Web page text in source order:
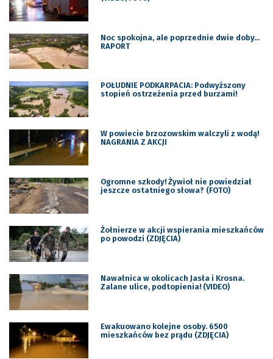
Noc spokojna, ale poprzednie dwie doby…
RAPORT
POŁUDNIE PODKARPACIA: Podwyższony
stopień ostrzeżenia przed burzami!
W powiecie brzozowskim walczyli z wodą!
NAGRANIA Z AKCJI
Ogromne szkody! Żywioł nie powiedział
jeszcze ostatniego słowa? (FOTO)
Żołnierze w akcji wspierania mieszkańców
po powodzi (ZDJĘCIA)
Nawałnica w okolicach Jasła i Krosna.
Zalane ulice, podtopienia! (VIDEO)
Ewakuowano kolejne osoby. 6500
mieszkańców bez prądu (ZDJĘCIA)